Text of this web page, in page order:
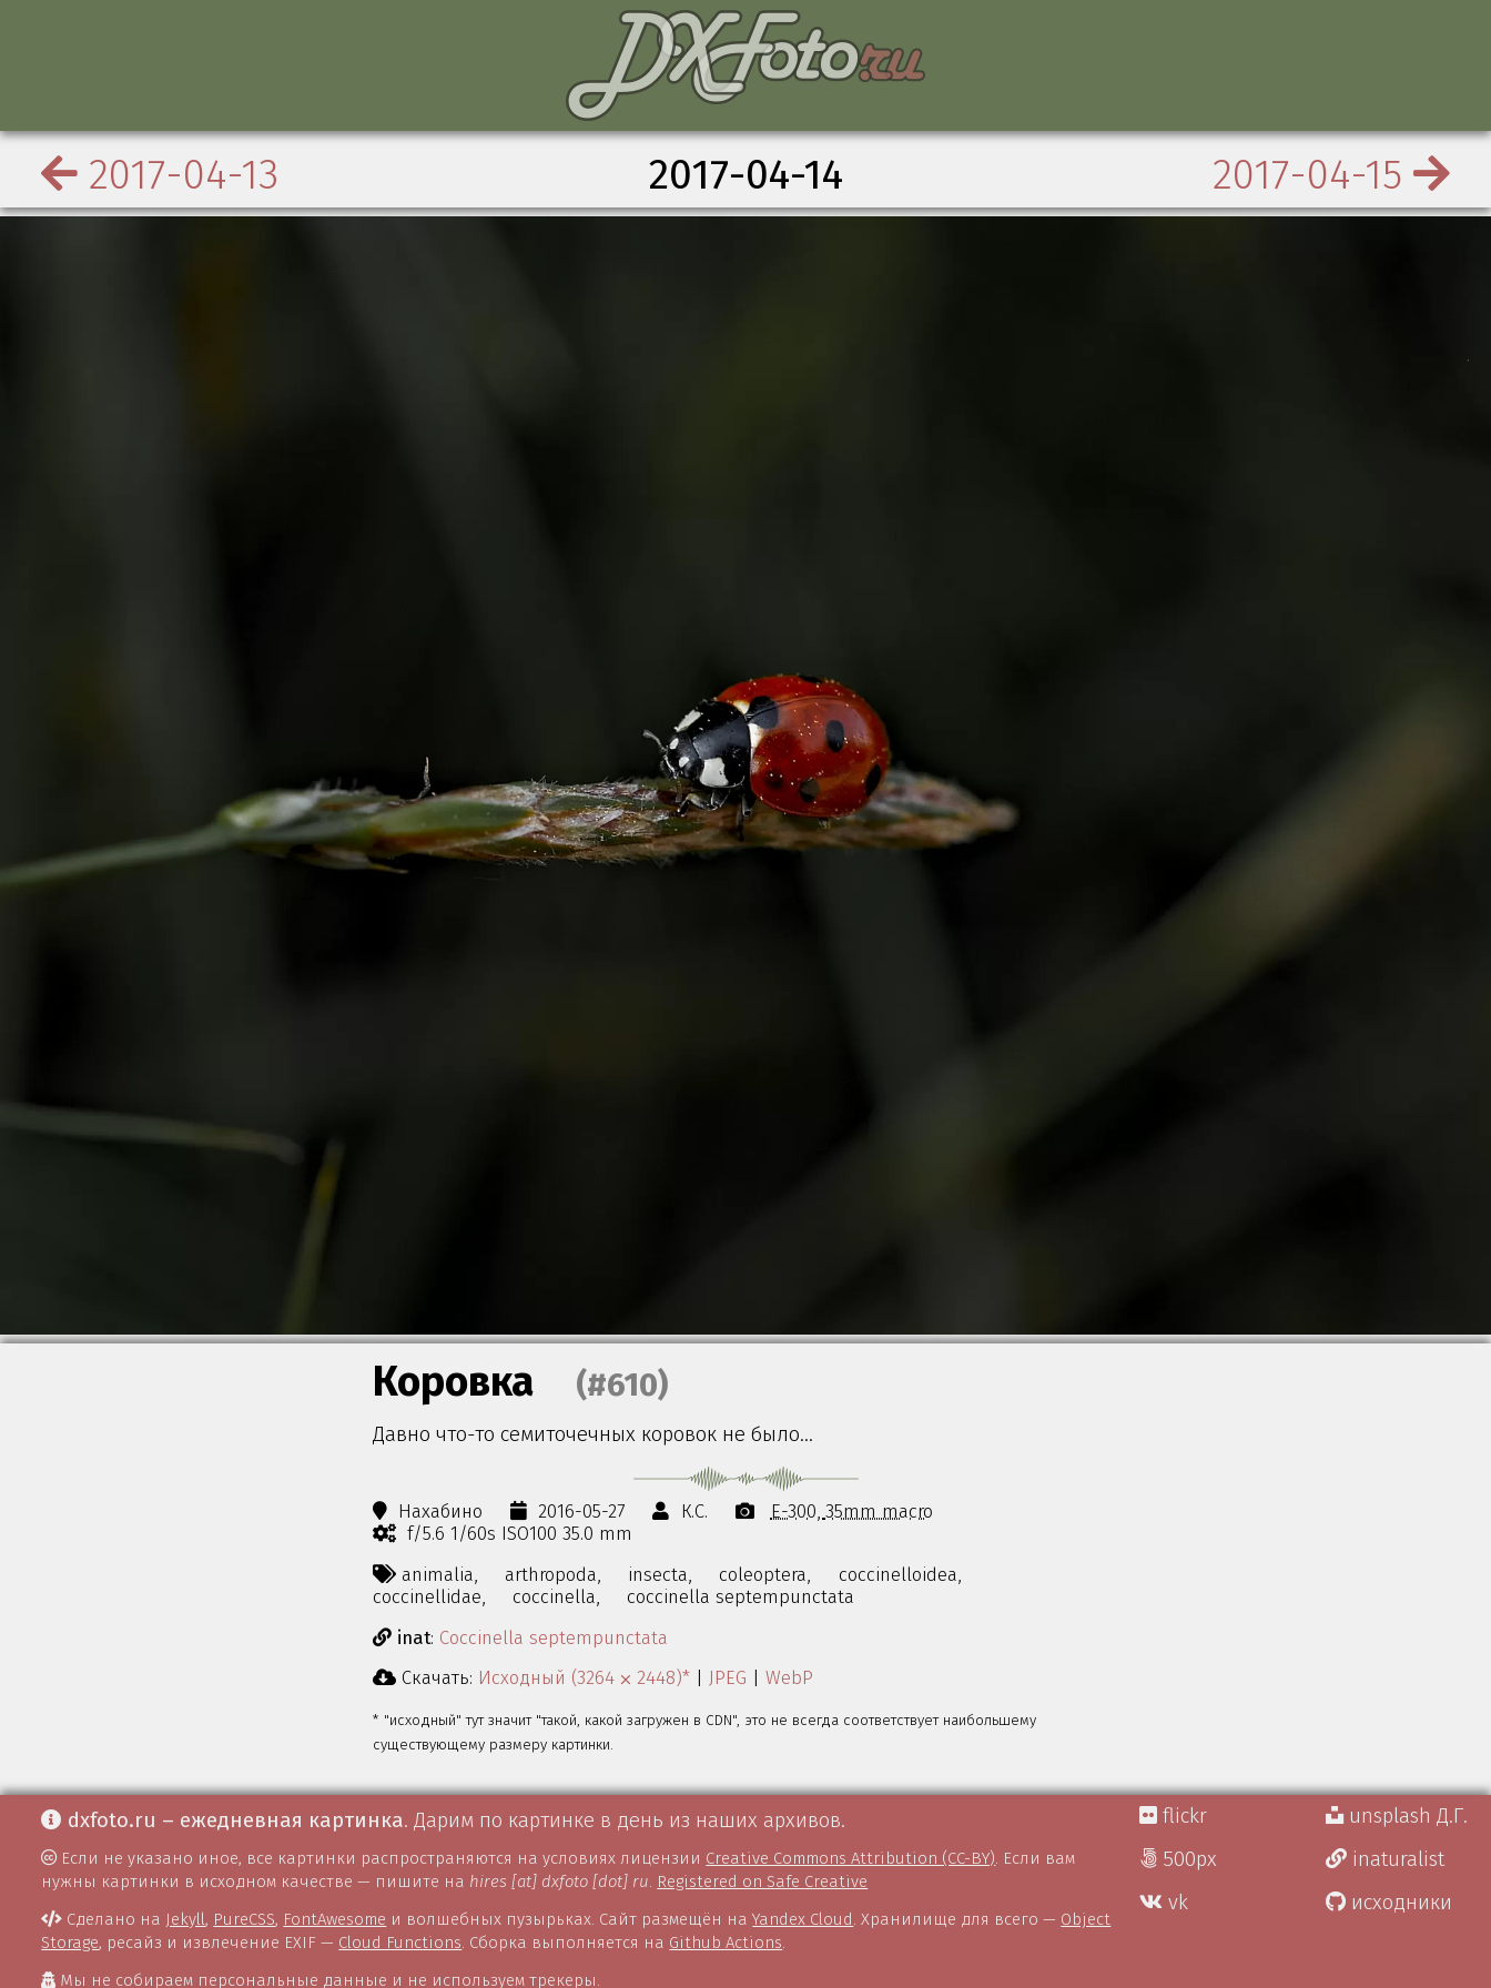
2017-04-13 2017-04-14 2017-04-15
Коровка (#610)
Давно что-то семиточечных коровок не было…
Нахабино 2016-05-27 К.С. E-300 35mm macro
f/5.6 1/60s ISO100 35.0 mm
animalia,
arthropoda, insecta, coleoptera,
coccinelloidea,
coccinellidae,
coccinella,
coccinella septempunctata
inat: Coccinella septempunctata
Скачать: Исходный (3264 ⨉ 2448)* JPEG WebP
* "исходный" тут значит "такой, какой загружен в CDN", это не всегда соответствует наибольшему
существующему размеру картинки.
dxfoto.ru – ежедневная картинка. Дарим по картинке в день из наших архивов.
Если не указано иное, все картинки распространяются на условиях лицензии Creative Commons Attribution (CC-BY). Если вам
нужны картинки в исходном качестве — пишите на hires [at] dxfoto [dot] ru. Registered on Safe Creative
Сделано на Jekyll, PureCSS, FontAwesome и волшебных пузырьках. Сайт размещён наYandex Cloud. Хранилище для всего — Object
Storage, ресайз и извлечение EXIF — Cloud Functions. Сборка выполняется на Github Actions.
Мы не собираем персональные данные и не используем трекеры.
flickr
500px
vk
unsplash Д.Г.
inaturalist
исходники